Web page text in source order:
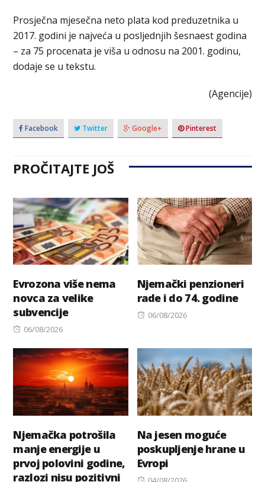
Prosječna mjesečna neto plata kod preduzetnika u
2017. godini je najveća u posljednjih šesnaest godina
– za 75 procenata je viša u odnosu na 2001. godinu,
dodaje se u tekstu.
(Agencije)
Facebook Twitter Google+ Pinterest
PROČITAJTE JOŠ
Evrozona više nema
novca za velike
subvencije
Posted
06/08/2026
Njemački penzioneri
rade i do 74. godine
Posted
06/08/2026
Njemačka potrošila
manje energije u
prvoj polovini godine,
razlozi nisu pozitivni
Na jesen moguće
poskupljenje hrane u
Evropi
Posted